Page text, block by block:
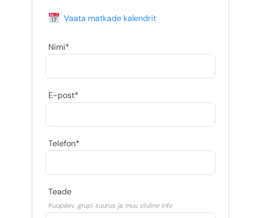
Vaata matkade kalendrit
Nimi*
E-post*
Telefon*
Teade
Kuupäev, grupi suurus ja muu oluline info